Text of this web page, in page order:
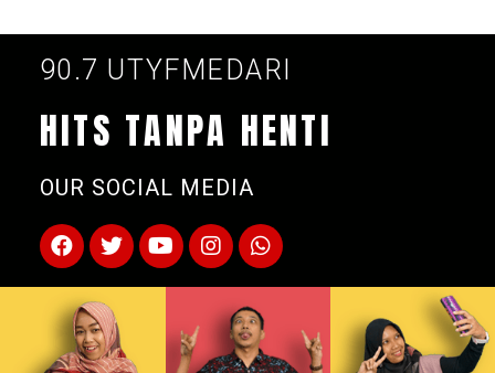
90.7 UTYFMEDARI
HITS TANPA HENTI
OUR SOCIAL MEDIA